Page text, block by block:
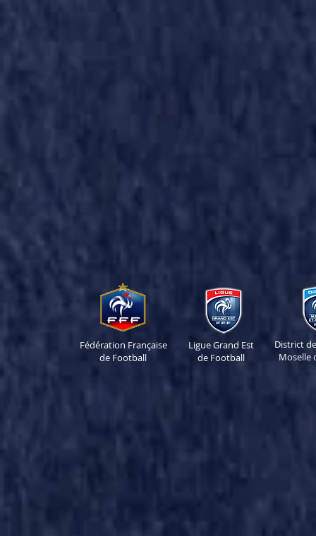
Fédération Française
de Football
Ligue Grand Est
de Football
District
Moselle